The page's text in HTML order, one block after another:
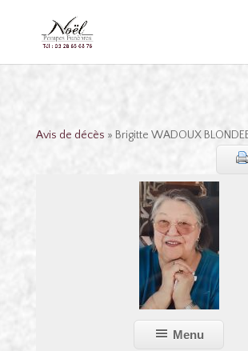
Avis de décès » Brigitte WADOUX
Menu